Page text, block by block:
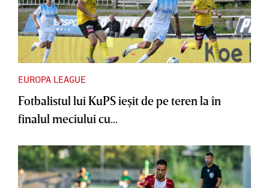
EUROPA LEAGUE
Fotbalistul lui KuPS ieşit de pe teren la în
finalul meciului cu...